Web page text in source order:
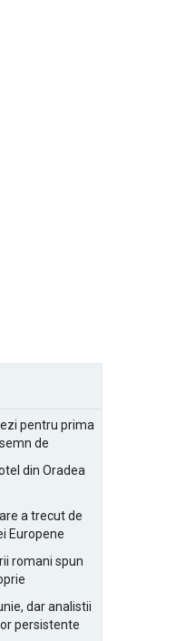
pentru prima
de
din Oradea
a trecut de
Europene
romani spun
dar analistii
persistente